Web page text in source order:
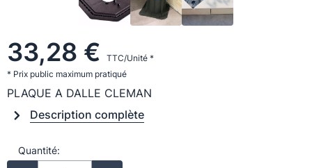
33,28 €
TTC/Unité *
* Prix public maximum pratiqué
PLAQUE A DALLE CLEMAN
Description complète
Quantité: